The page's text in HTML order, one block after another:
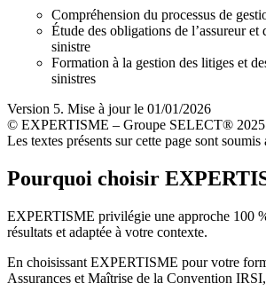
Compréhension du processus de
Étude des obligations de l’assureur et
sinistre
Formation à la gestion des litiges et
sinistres
Version 5. Mise à jour le 01/01/2026
© EXPERTISME – Groupe SELECT® 2025
Les textes présents sur cette page sont soumis
Pourquoi choisir
EXPERTISME privilégie une approche 100
résultats et adaptée à votre contexte.
En choisissant EXPERTISME pour votre
Assurances et Maîtrise de la Convention